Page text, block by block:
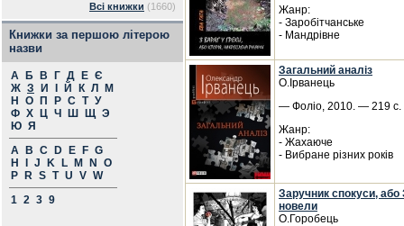
Всі книжки (1660)
Книжки за першою літерою
назви
А Б В Г Д Е Є
Ж З И Й К Л
М
Н
О П Р С Т У
Ф Х Ц Ч Ш Щ Э
Ю Я
A
B C D E F G
H
J K L M N
O
P
R S T U V W
1 2 3 9
Жанр:
- Заробітчанське
- Мандрівне
Загальний аналіз
О.Ірванець
— Фоліо, 2010. — 219 с.
Жанр:
- Жахаюче
- Вибране різних років
Заручник спокуси, або
новели
О.Горобець